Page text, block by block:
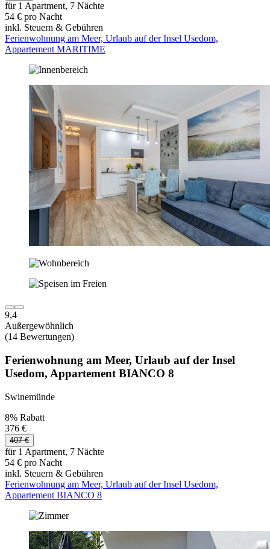
für 1 Apartment, 7 Nächte
54 € pro Nacht
inkl. Steuern & Gebühren
Ferienwohnung am Meer, Urlaub auf der Insel Usedom,
Appartement MARITIME
9,4
Außergewöhnlich
(14 Bewertungen)
Ferienwohnung am Meer, Urlaub auf der Insel
Usedom, Appartement BIANCO 8
Swinemünde
8% Rabatt
376 €
407 €
für 1 Apartment, 7 Nächte
54 € pro Nacht
inkl. Steuern & Gebühren
Ferienwohnung am Meer, Urlaub auf der Insel Usedom,
Appartement BIANCO 8